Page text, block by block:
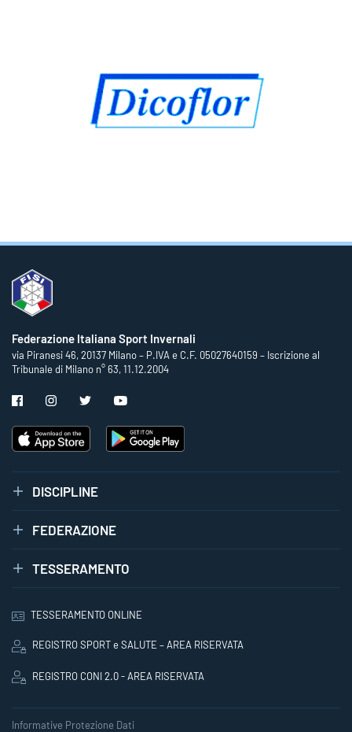
Federazione Italiana Sport Invernali
via Piranesi 46, 20137 Milano – P.IVA e C.F. 05027640159 – Iscrizione al
Tribunale di Milano n° 63, 11.12.2004
DISCIPLINE
FEDERAZIONE
TESSERAMENTO
TESSERAMENTO ONLINE
REGISTRO SPORT e SALUTE – AREA RISERVATA
REGISTRO CONI 2.0 - AREA RISERVATA
Informative Protezione Dati